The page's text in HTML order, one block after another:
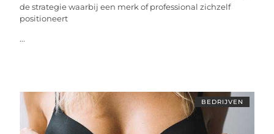
de strategie waarbij een merk of professional zichzelf
positioneert
...
BEDRIJVEN